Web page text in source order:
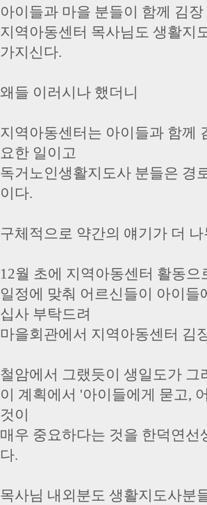
아이들과 마을 분들이 함께 김
지역아동센터 목사님도 생활지
가지신다.
왜들 이러시나 했더니
지역아동센터는 아이들과 함께
요한 일이고
독거노인생활지도사 분들은 경
이다.
구체적으로 약간의 얘기가 더
12월 초에 지역아동센터 활동
일정에 맞춰 어르신들이 아이
십사 부탁드려
마을회관에서 지역아동센터
철암에서 그랬듯이 생일도가 그
이 계획에서 '아이들에게 묻고,
것이
매우 중요하다는 것을 한덕연
다.
목사님 내외분도 생활지도사분